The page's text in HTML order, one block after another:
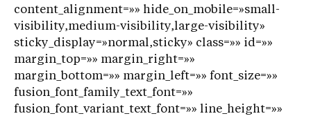
content_alignment=»» hide_on_mobile=»small-
visibility,medium-visibility,large-visibility»
sticky_display=»normal,sticky» class=»» id=»»
margin_top=»» margin_right=»»
margin_bottom=»» margin_left=»» font_size=»»
fusion_font_family_text_font=»»
fusion_font_variant_text_font=»» line_height=»»